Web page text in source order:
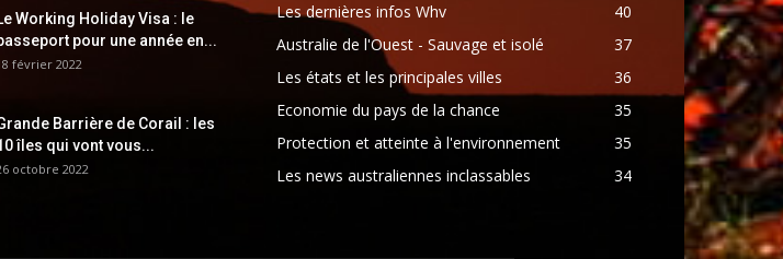
Working Holiday Visa : le
pour une année en...
février 2022
Barrière de Corail : les
îles qui vont vous...
octobre 2022
Les dernières infos Whv
40
Australie de l'Ouest - Sauvage et isolé
37
Les états et les principales villes
36
Economie du pays de la chance
35
Protection et atteinte à l'environnement
35
Les news australiennes inclassables
34